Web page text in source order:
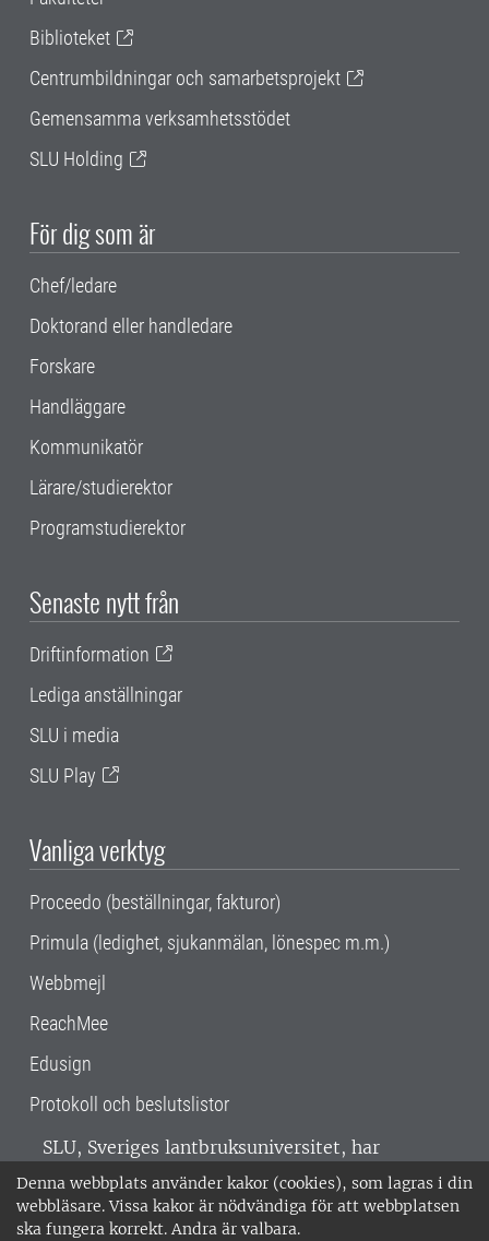
Denna webbplats använder kakor (cookies), som lagras i din
webbläsare. Vissa kakor är nödvändiga för att webbplatsen
ska fungera korrekt. Andra är valbara.
Biblioteket
Centrumbildningar och samarbetsprojekt
Gemensamma verksamhetsstödet
SLU Holding
För dig som är
Chef/ledare
Doktorand eller handledare
Forskare
Handläggare
Kommunikatör
Lärare/studierektor
Programstudierektor
Senaste nytt från
Driftinformation
Lediga anställningar
SLU i media
SLU Play
Vanliga verktyg
Proceedo (beställningar, fakturor)
Primula (ledighet, sjukanmälan, lönespec m.m.)
Webbmejl
ReachMee
Edusign
Protokoll och beslutslistor
SLU, Sveriges lantbruksuniversitet, har
verksamhet över hela Sverige. Huvudorter är
Alnarp, Uppsala och Umeå.SLU är
miljöcertifierat enligt ISO 14001. •